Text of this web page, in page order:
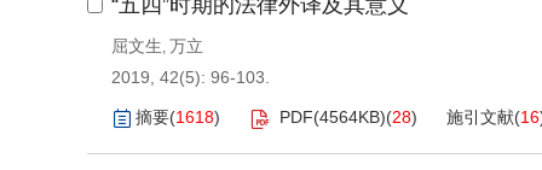
“五四”时期的法律外译及其意义
屈文生, 万立
2019, 42(5): 96-103.
摘要(1618) PDF(4564KB)(28) 施引文献(16